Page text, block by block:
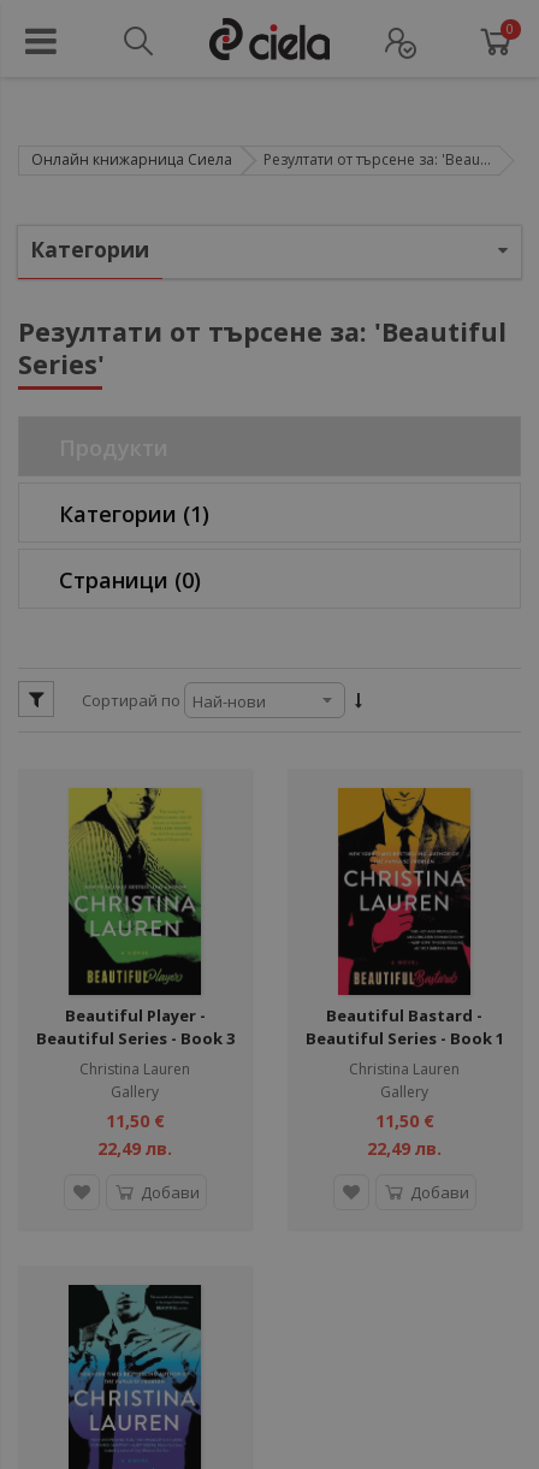
0
Онлайн книжарница Сиела Резултати от търсене за: 'Beau...
Резултати от търсене за: 'Beautiful
Series'
Категории (1)
Страници (0)
Сортирай по
Beautiful Player -
Beautiful Series - Book 3
Christina Lauren
Gallery
11,50 €
22,49 лв.
Добави
Beautiful Bastard -
Beautiful Series - Book 1
Christina Lauren
Gallery
11,50 €
22,49 лв.
Добави
Категории